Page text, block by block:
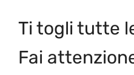
Ti togli tutte
Fai